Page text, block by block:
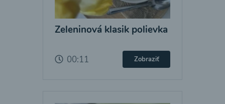
Zeleninová klasik polievka
00:11 Zobraziť